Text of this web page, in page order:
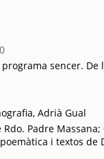
sencer.
Adrià Gual
Padre
i textos de